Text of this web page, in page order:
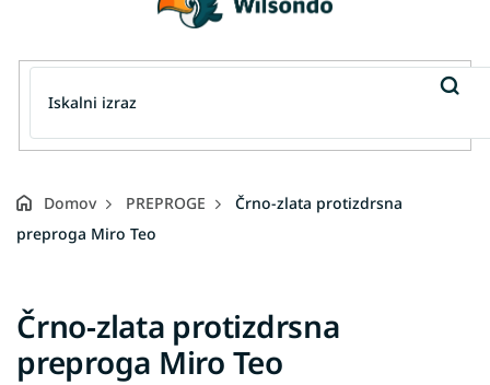
Domov PREPROGE
Črno-zlata protizdrsna
preproga Miro Teo
Črno-zlata protizdrsna
preproga Miro Teo